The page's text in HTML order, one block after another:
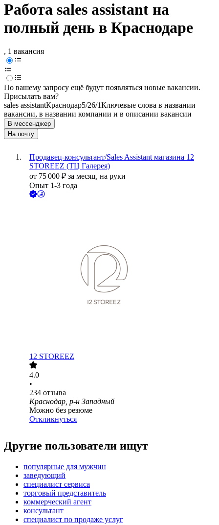
Работа sales assistant на
полный день в Краснодаре
, 1 вакансия
По вашему запросу ещё будут появляться новые вакансии.
Присылать вам?
sales assistantКраснодар5/26/1Ключевые слова в названии
вакансии, в названии компании и в описании вакансии
В мессенджер
На почту
Продавец-консультант/Sales Assistant магазина 12
STOREEZ (ТЦ Галерея)
от 75 000 ₽ за месяц, на руки
Опыт 1-3 года
12 STOREEZ
4.0
•
234 отзыва
Краснодар, р-н Западный
Можно без резюме
Откликнуться
Другие пользователи ищут
популярные для мужчин
заведующий
специалист сервиса
торговый представитель
коммерческий агент
консультант
специалист по продаже услуг